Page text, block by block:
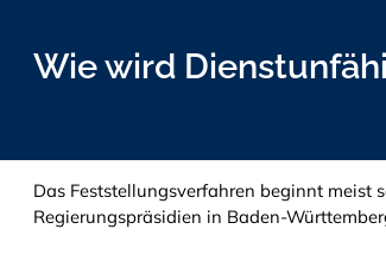
Wie wird
Das Feststellungsverfahren beginnt meist
Regierungspräsidien in Baden-